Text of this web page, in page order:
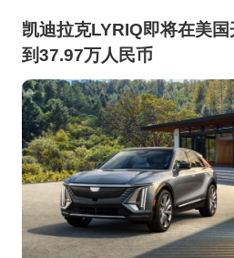
凯迪拉克LYRIQ即将在美
到37.97万人民币